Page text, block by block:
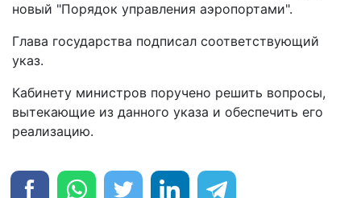
новый "Порядок управления аэропортами".
Глава государства подписал соответствующий
указ.
Кабинету министров поручено решить вопросы,
вытекающие из данного указа и обеспечить его
реализацию.